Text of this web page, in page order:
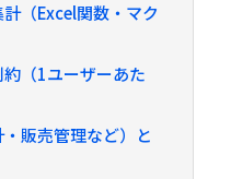
（Excel関数・マク
（1ユーザーあた
販売管理など）と